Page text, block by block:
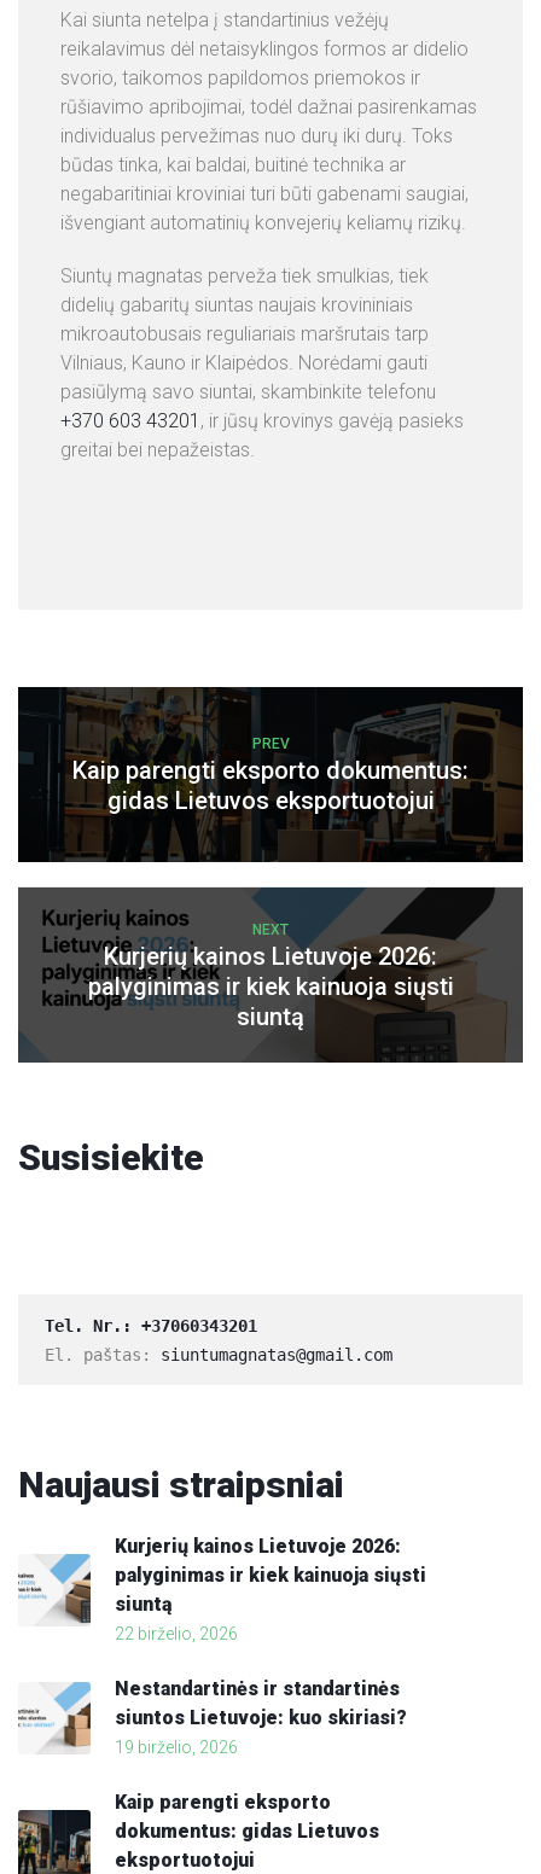
Kai siunta netelpa į standartinius vežėjų
reikalavimus dėl netaisyklingos formos ar didelio
svorio, taikomos papildomos priemokos ir
rūšiavimo apribojimai, todėl dažnai pasirenkamas
individualus pervežimas nuo durų iki durų. Toks
būdas tinka, kai baldai, buitinė technika ar
negabaritiniai kroviniai turi būti gabenami saugiai,
išvengiant automatinių konvejerių keliamų rizikų.
Siuntų magnatas perveža tiek smulkias, tiek
didelių gabaritų siuntas naujais krovininiais
mikroautobusais reguliariais maršrutais tarp
Vilniaus, Kauno ir Klaipėdos. Norėdami gauti
pasiūlymą savo siuntai, skambinkite telefonu
+370 603 43201 , ir jūsų krovinys gavėją pasieks
greitai bei nepažeistas.
PREV
Kaip parengti eksporto dokumentus:
gidas Lietuvos eksportuotojui
NEXT
Kurjerių kainos Lietuvoje 2026:
palyginimas ir kiek kainuoja siųsti
siuntą
Susisiekite
Tel. Nr.: +37060343201
El. paštas: siuntumagnatas@gmail.com
Naujausi straipsniai
Kurjerių kainos Lietuvoje 2026:
palyginimas ir kiek kainuoja siųsti
siuntą
22 birželio, 2026
Nestandartinės ir standartinės
siuntos Lietuvoje: kuo skiriasi?
19 birželio, 2026
Kaip parengti eksporto
dokumentus: gidas Lietuvos
eksportuotojui